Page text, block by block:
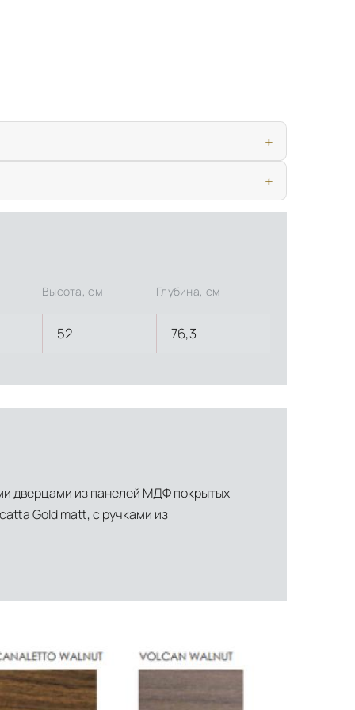
логистических специалистов с опытом работы в
этапах маршрута.
Высота, см Глубина, см
52 76,3
дверцами из панелей МДФ покрытых
Gold matt, с ручками из